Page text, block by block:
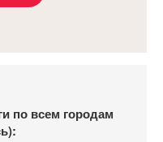
по всем городам